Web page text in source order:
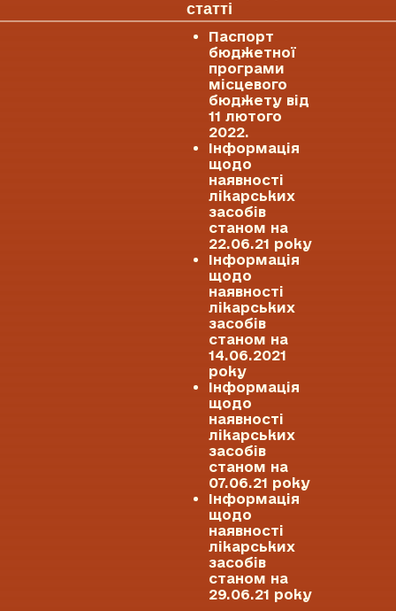
статті
Паспорт
бюджетної
програми
місцевого
бюджету від
11 лютого
2022.
Інформація
щодо
наявності
лікарських
засобів
станом на
22.06.21 року
Інформація
щодо
наявності
лікарських
засобів
станом на
14.06.2021
року
Інформація
щодо
наявності
лікарських
засобів
станом на
07.06.21 року
Інформація
щодо
наявності
лікарських
засобів
станом на
29.06.21 року